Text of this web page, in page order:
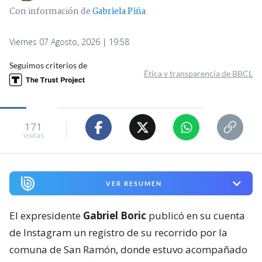
Con información deGabriela Piña
Viernes 07 Agosto, 2026 | 19:58
Seguimos criterios de
Ética y transparencia de BBCL
171
visitas
VER RESUMEN
El expresidente Gabriel Boric publicó en su cuenta
de Instagram un registro de su recorrido por la
comuna de San Ramón, donde estuvo acompañado